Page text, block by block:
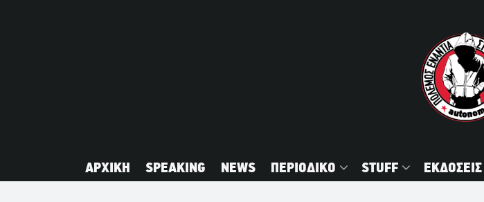
ΑΡΧΙΚΗ SPEAKING NEWS ΠΕΡΙΟΔΙΚΟ STUFF ΕΚΔΟΣΕΙΣ